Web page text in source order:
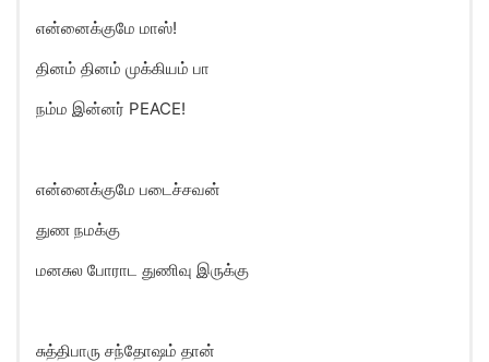
என்னைக்குமே மாஸ்!
தினம் தினம் முக்கியம் பா
நம்ம இன்னர் PEACE!
என்னைக்குமே படைச்சவன்
துண நமக்கு
மனசுல போராட துணிவு இருக்கு
சுத்திபாரு சந்தோஷம் தான்